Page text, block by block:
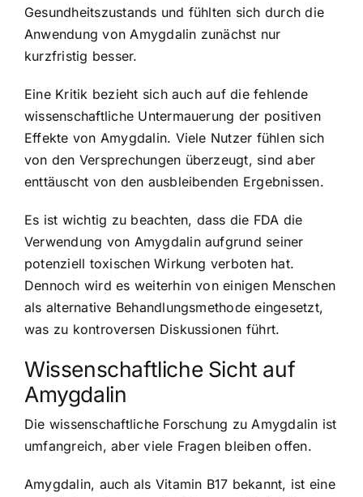
Gesundheitszustands und fühlten sich durch die
Anwendung von Amygdalin zunächst nur
kurzfristig besser.
Eine Kritik bezieht sich auch auf die fehlende
wissenschaftliche Untermauerung der positiven
Effekte von Amygdalin. Viele Nutzer fühlen sich
von den Versprechungen überzeugt, sind aber
enttäuscht von den ausbleibenden Ergebnissen.
Es ist wichtig zu beachten, dass die FDA die
Verwendung von Amygdalin aufgrund seiner
potenziell toxischen Wirkung verboten hat.
Dennoch wird es weiterhin von einigen Menschen
als alternative Behandlungsmethode eingesetzt,
was zu kontroversen Diskussionen führt.
Wissenschaftliche Sicht auf
Amygdalin
Die wissenschaftliche Forschung zu Amygdalin ist
umfangreich, aber viele Fragen bleiben offen.
Amygdalin, auch als Vitamin B17 bekannt, ist eine